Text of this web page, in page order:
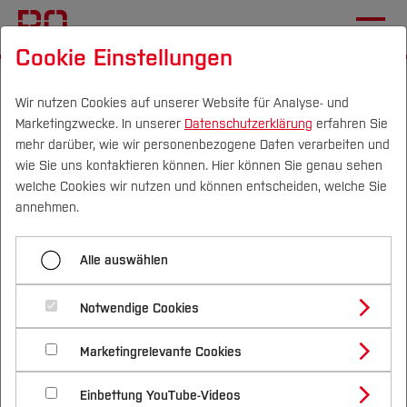
Campus Personen DE|EN Quicklinks
Studium
Studienangebote
Bachelorstudiengänge
Masterstudiengänge
Vor dem Studium
Bewerben & Einschreiben
Bewerbungsportal
Im Studium
Studienbüros und Prüfungen
Nach dem Studium
Forschung & Transfer
Profil
Forschungs- und Transferprofil
Schwerpunkte (FuT)
Beratung & Förderung
Nachhaltigkeit
Nachhaltigkeit studieren
International
Internationale Bewerber*innen
Leben in Deutschland
Menü aufklappen
Vor der Bewerbung
Einschreibung & Studienstart
Leben in Deutschland
Willkommen in Deutschland
Cookie Einstellungen
Wir nutzen Cookies auf unserer Website für Analyse- und
Marketingzwecke. In unserer Datenschutzerklärung erfahren Sie
mehr darüber, wie wir personenbezogene Daten verarbeiten und
wie Sie uns kontaktieren können. Hier können Sie genau sehen
welche Cookies wir nutzen und können entscheiden, welche Sie
annehmen.
Alle auswählen
Notwendige Cookies
Marketingrelevante Cookies
Einbettung YouTube-Videos